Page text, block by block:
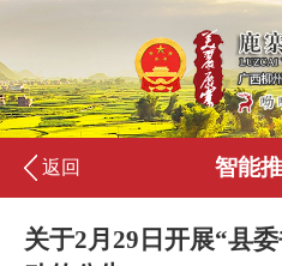
返回 智能
关于2月29日开展“县